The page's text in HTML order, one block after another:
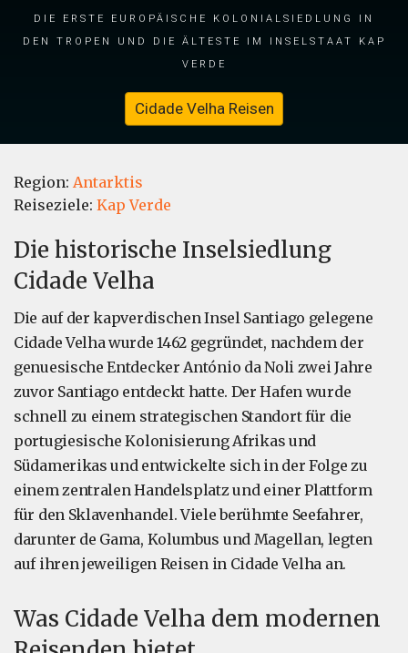
Die erste europäische Kolonialsiedlung in
den Tropen und die älteste im Inselstaat Kap
Verde
Cidade Velha Reisen
Region: Antarktis
Reiseziele: Kap Verde
Die historische Inselsiedlung
Cidade Velha
Die auf der kapverdischen Insel Santiago gelegene
Cidade Velha wurde 1462 gegründet, nachdem der
genuesische Entdecker António da Noli zwei Jahre
zuvor Santiago entdeckt hatte. Der Hafen wurde
schnell zu einem strategischen Standort für die
portugiesische Kolonisierung Afrikas und
Südamerikas und entwickelte sich in der Folge zu
einem zentralen Handelsplatz und einer Plattform
für den Sklavenhandel. Viele berühmte Seefahrer,
darunter de Gama, Kolumbus und Magellan, legten
auf ihren jeweiligen Reisen in Cidade Velha an.
Was Cidade Velha dem modernen